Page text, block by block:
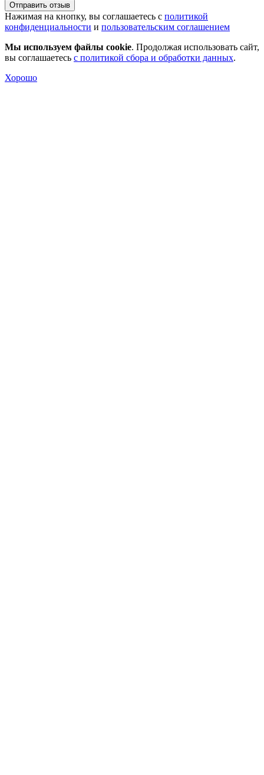
Отправить отзыв
Нажимая на кнопку, вы соглашаетесь с политикой
конфиденциальности и пользовательским соглашением
Мы используем файлы cookie. Продолжая использовать сайт,
вы соглашаетесь с политикой сбора и обработки данных.
Хорошо